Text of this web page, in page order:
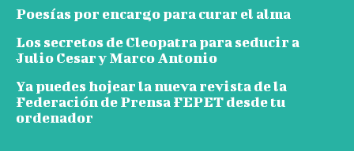
Poesías por encargo para curar el alma
Los secretos de Cleopatra para seducir a
Julio Cesar y Marco Antonio
Ya puedes hojear la nueva revista de la
Federación de Prensa FEPET desde tu
ordenador